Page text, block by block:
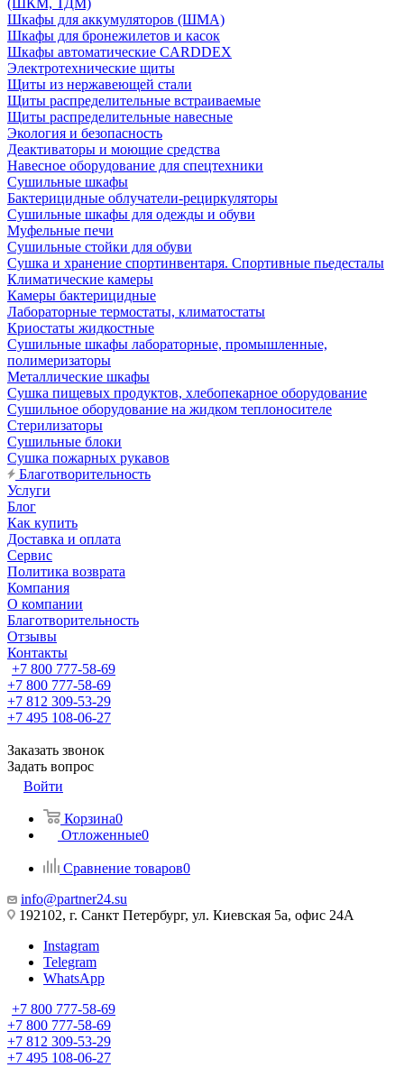
(ШКМ, ТДМ)
Шкафы для аккумуляторов (ШМА)
Шкафы для бронежилетов и касок
Шкафы автоматические CARDDEX
Электротехнические щиты
Щиты из нержавеющей стали
Щиты распределительные встраиваемые
Щиты распределительные навесные
Экология и безопасность
Деактиваторы и моющие средства
Навесное оборудование для спецтехники
Сушильные шкафы
Бактерицидные облучатели-рециркуляторы
Сушильные шкафы для одежды и обуви
Муфельные печи
Сушильные стойки для обуви
Сушка и хранение спортинвентаря. Спортивные пьедесталы
Климатические камеры
Камеры бактерицидные
Лабораторные термостаты, климатостаты
Криостаты жидкостные
Сушильные шкафы лабораторные, промышленные,
полимеризаторы
Металлические шкафы
Сушка пищевых продуктов, хлебопекарное оборудование
Сушильное оборудование на жидком теплоносителе
Стерилизаторы
Сушильные блоки
Сушка пожарных рукавов
Благотворительность
Услуги
Блог
Как купить
Доставка и оплата
Сервис
Политика возврата
Компания
О компании
Благотворительность
Отзывы
Контакты
+7 800 777-58-69
+7 800 777-58-69
+7 812 309-53-29
+7 495 108-06-27
Заказать звонок
Задать вопрос
Войти
Корзина0
Отложенные0
Сравнение товаров0
info@partner24.su
192102, г. Санкт Петербург, ул. Киевская 5а, офис 24А
Instagram
Telegram
WhatsApp
+7 800 777-58-69
+7 800 777-58-69
+7 812 309-53-29
+7 495 108-06-27